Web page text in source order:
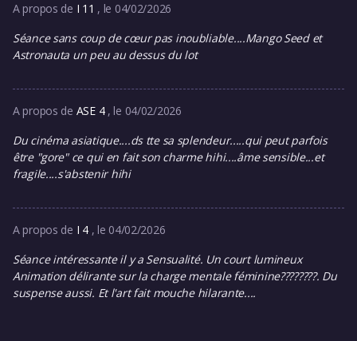
A propos de I 11 , le 04/02/2026
Séance sans coup de cœur pas inoubliable....Mango Seed et
Astronauta un peu au dessus du lot
A propos de ASE 4 , le 04/02/2026
Du cinéma asiatique....ds tte sa splendeur.....qui peut parfois
être "gore" ce qui en fait son charme hihi....âme sensible...et
fragile....s'abstenir hihi
A propos de I 4 , le 04/02/2026
Séance intéressante il y a Sensualité. Un court lumineux
Animation délirante sur la charge mentale féminine????????. Du
suspense aussi. Et l'art fait mouche hilarante....